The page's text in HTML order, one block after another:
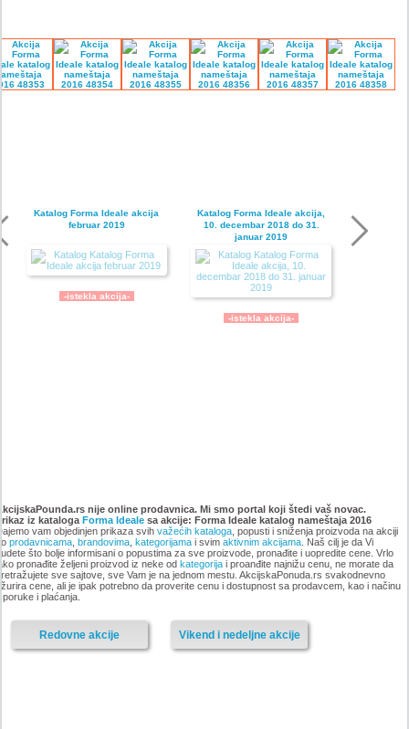
Katalog Forma Ideale akcija
februar 2019
-istekla akcija-
Katalog Forma Ideale akcija,
10. decembar 2018 do 31.
januar 2019
-istekla akcija-
namestaja, akcija 6. novembar
do 9. decembar 2018
-istekla akcija-
oktobar 2018
-istekla akcija-
nije online prodavnica. Mi smo portal koji štedi vaš novac.
iz kataloga Forma Idealesa akcije: Forma Ideale katalog nameštaja 2016
vam objedinjen prikaza svih važećih kataloga, popusti i sniženja proizvoda na akciji
prodavnicama, brandovima, kategorijamai svim aktivnim akcijama. Naš cilj je da Vi
što bolje informisani o popustima za sve proizvode, pronađite i uopredite cene. Vrlo
pronađite željeni proizvod iz neke od kategorijai proanđite najnižu cenu, ne morate da
sve sajtove, sve Vam je na jednom mestu. AkcijskaPonuda.rs svakodnevno
cene, ali je ipak potrebno da proverite cenu i dostupnost sa prodavcem, kao i načinu
i plaćanja.
Vikend i nedeljne akcije
Redovne akcije